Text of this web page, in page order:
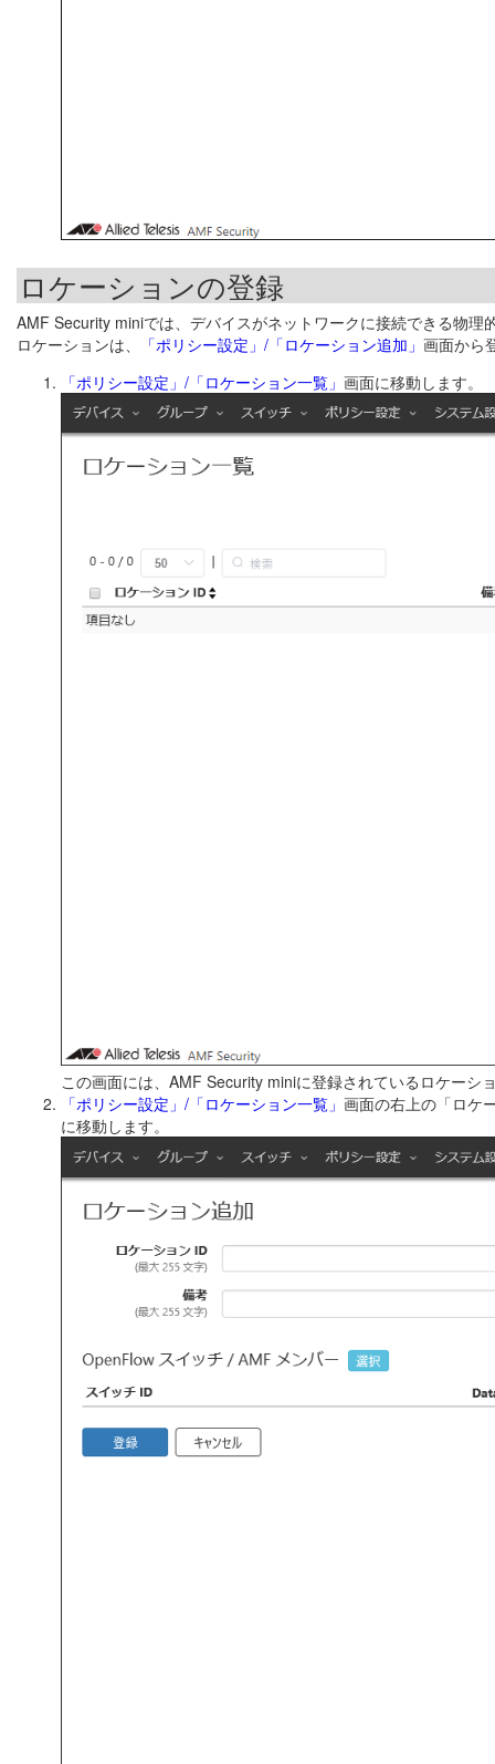
ロケーションの登録
AMF Security miniでは、デバイスがネットワークに接続できる物理
ロケーションは、
「ポリシー設定」/「ロケーション追加」 画面から
「ポリシー設定」/「ロケーション一覧」 画面に移動します。
この画面には、AMF Security miniに登録されているロケー
「ポリシー設定」/「ロケーション一覧」 画面の右上の「ロケ
に移動します。